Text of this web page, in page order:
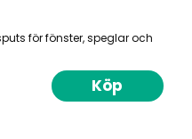
för fönster, speglar och
Köp